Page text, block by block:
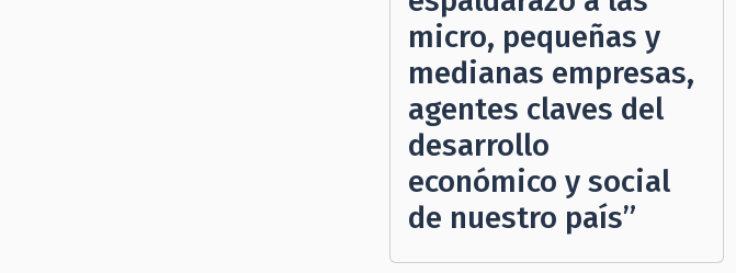
micro, pequeñas y
medianas empresas,
agentes claves del
desarrollo
económico y social
de nuestro país”